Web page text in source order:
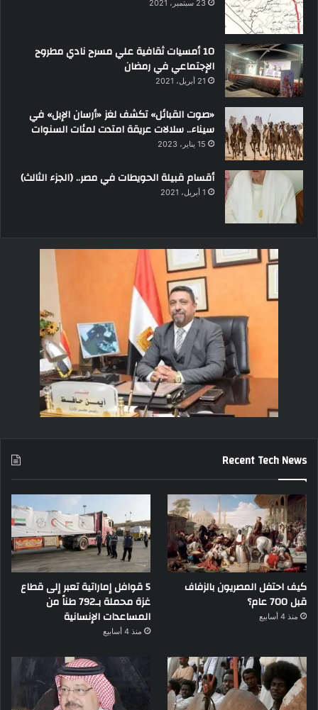
23 سبتمبر، 2021
10 أمسيات ثقافية علي مسرح نادي مطروح
الإجتماعي في رمضان
21 أبريل، 2021
«صوت القبائل» تكشف لغز «أرسان الإبل» في
سيناء.. سلالات عريقة امتدت لمئات السنوات
15 يناير، 2023
أقسام قبيلة الحويطات في مصر.. (الجزء الثالث)
1 أبريل، 2021
Recent Tech News
كيف احتفل المصريون بالزفاف
قبل 700 عام؟
منذ 4 أسابيع
5 قوافل إماراتية تعبر إلى قطاع
غزة محملة بـ792 طناً من
المساعدات الإنسانية
منذ 4 أسابيع